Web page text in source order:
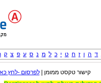
ד ה ו ז ח ט י כ ל מ נ ס ע פ צ ק
קישור טקסט ממומן |לפרסום -לחץ